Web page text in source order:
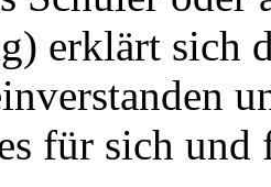
erklärt sich
für sich